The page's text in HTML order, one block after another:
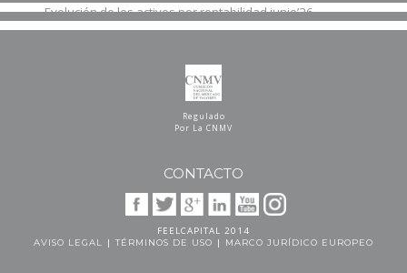
Evolución de los activos por rentabilidad junio’26
Regulado
Por La CNMV
CONTACTO
FEELCAPITAL 2014
AVISO LEGAL | TÉRMINOS DE USO | MARCO JURÍDICO EUROPEO